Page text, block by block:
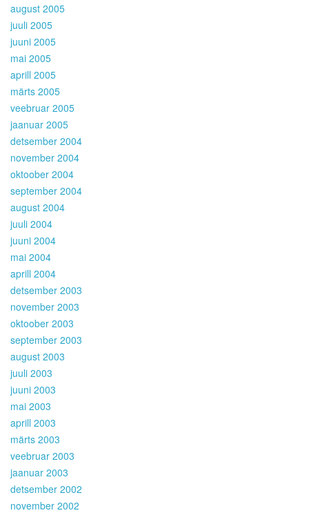
august 2005
juuli 2005
juuni 2005
mai 2005
aprill 2005
märts 2005
veebruar 2005
jaanuar 2005
detsember 2004
november 2004
oktoober 2004
september 2004
august 2004
juuli 2004
juuni 2004
mai 2004
aprill 2004
detsember 2003
november 2003
oktoober 2003
september 2003
august 2003
juuli 2003
juuni 2003
mai 2003
aprill 2003
märts 2003
veebruar 2003
jaanuar 2003
detsember 2002
november 2002